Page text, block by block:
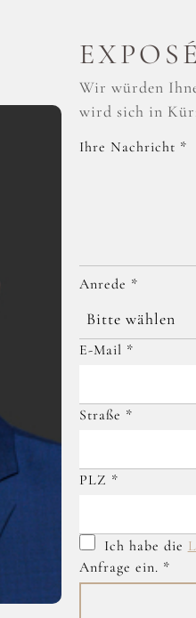
Wir würden
wird sich in
Ihre Nachricht *
Anrede *
Bitte wählen
E-Mail *
Straße *
PLZ *
Ich habe die
Anfrage ein. *